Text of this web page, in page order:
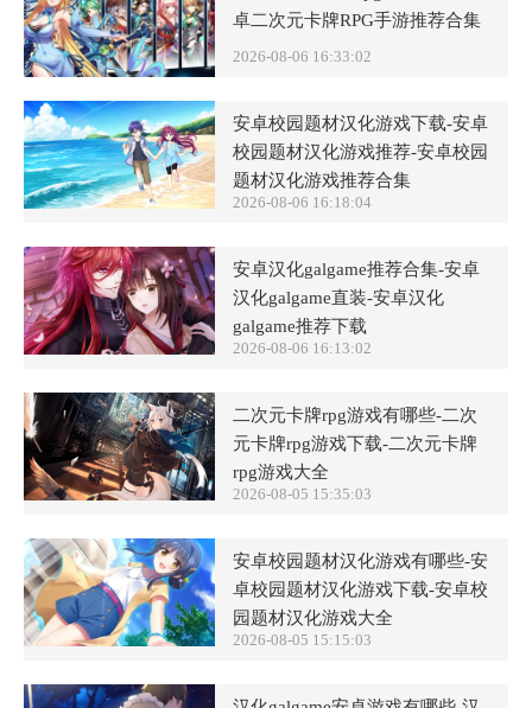
卓二次元卡牌RPG手游推荐合集
2026-08-06 16:33:02
安卓校园题材汉化游戏下载-安卓
校园题材汉化游戏推荐-安卓校园
题材汉化游戏推荐合集
2026-08-06 16:18:04
安卓汉化galgame推荐合集-安卓
汉化galgame直装-安卓汉化
galgame推荐下载
2026-08-06 16:13:02
二次元卡牌rpg游戏有哪些-二次
元卡牌rpg游戏下载-二次元卡牌
rpg游戏大全
2026-08-05 15:35:03
安卓校园题材汉化游戏有哪些-安
卓校园题材汉化游戏下载-安卓校
园题材汉化游戏大全
2026-08-05 15:15:03